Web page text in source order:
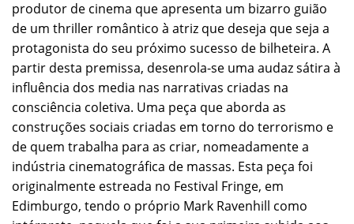
produtor de cinema que apresenta um bizarro guião
de um thriller romântico à atriz que deseja que seja a
protagonista do seu próximo sucesso de bilheteira. A
partir desta premissa, desenrola-se uma audaz sátira à
influência dos media nas narrativas criadas na
consciência coletiva. Uma peça que aborda as
construções sociais criadas em torno do terrorismo e
de quem trabalha para as criar, nomeadamente a
indústria cinematográfica de massas. Esta peça foi
originalmente estreada no Festival Fringe, em
Edimburgo, tendo o próprio Mark Ravenhill como